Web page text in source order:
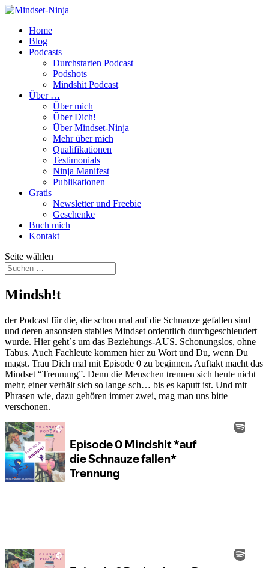
Home
Blog
Podcasts
Durchstarten Podcast
Podshots
Mindshit Podcast
Über …
Über mich
Über Dich!
Über Mindset-Ninja
Mehr über mich
Qualifikationen
Testimonials
Ninja Manifest
Publikationen
Gratis
Newsletter und Freebie
Geschenke
Buch mich
Kontakt
Seite wählen
Mindsh!t
der Podcast für die, die schon mal auf die Schnauze gefallen sind
und deren ansonsten stabiles Mindset ordentlich durchgeschleudert
wurde. Hier geht´s um das Beziehungs-AUS. Schonungslos, ohne
Tabus. Auch Fachleute kommen hier zu Wort und Du, wenn Du
magst. Trau Dich mal mit Episode 0 zu beginnen. Auftakt macht das
Mindset “Trennung”. Denn die Menschen trennen sich heute nicht
mehr, einer verhält sich so lange sch… bis es kaputt ist. Und mit
Phrasen wie, dazu gehören immer zwei, mag man uns bitte
verschonen.